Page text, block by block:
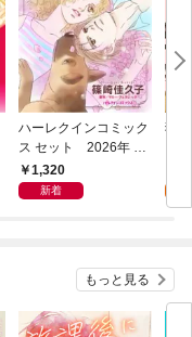
ハーレクインコミック
ス セット 2026年 vo
l.1004
1,320
新着
猫
もっと見る